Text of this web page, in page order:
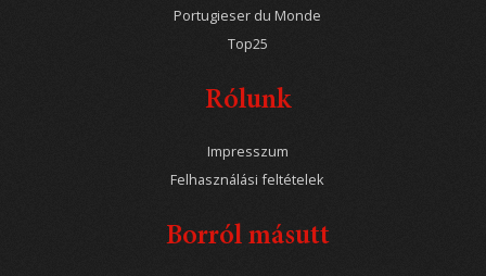
Portugieser du Monde
Top25
Rólunk
Impresszum
Felhasználási feltételek
Borról másutt